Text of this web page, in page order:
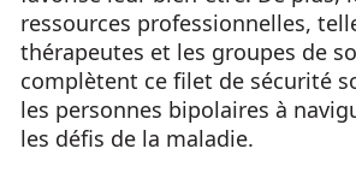
ressources professionnelles,
thérapeutes et les groupes de
complètent ce filet de sécurité
les personnes bipolaires à
les défis de la maladie.